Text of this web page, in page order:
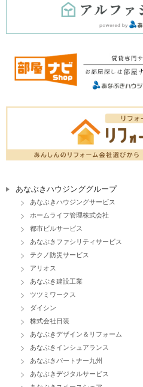
あなぶきハウジンググループ
あなぶきハウジングサービス
ホームライフ管理株式会社
都市ビルサービス
あなぶきファシリティサービス
テクノ防災サービス
アリオス
あなぶき建設工業
ツツミワークス
ダイシン
株式会社日装
あなぶきデザイン＆リフォーム
あなぶきインシュアランス
あなぶきパートナー九州
あなぶきデジタルサービス